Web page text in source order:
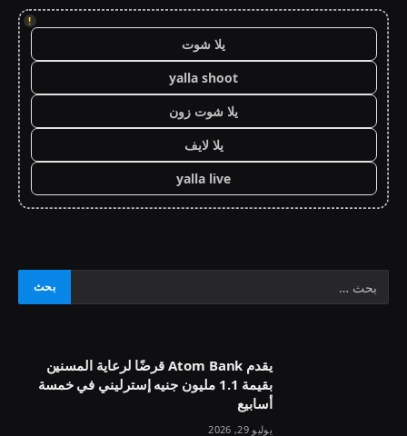
!
يلا شوت
yalla shoot
يلا شوت زون
يلا لايف
yalla live
يقدم Atom Bank قرضًا لرعاية المسنين
بقيمة 1.1 مليون جنيه إسترليني في خمسة
أسابيع
يوليو 29, 2026